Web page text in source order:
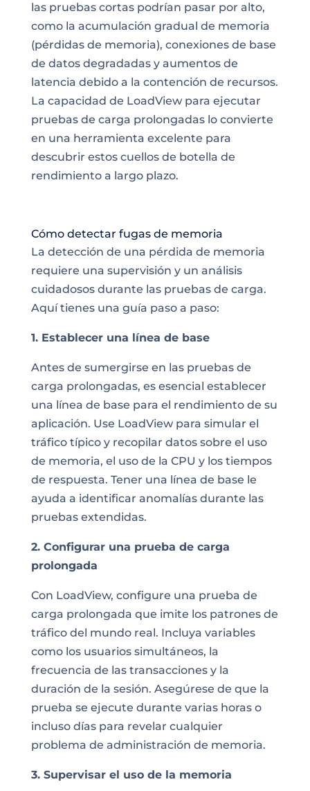
las pruebas cortas podrían pasar por alto,
como la acumulación gradual de memoria
(pérdidas de memoria), conexiones de base
de datos degradadas y aumentos de
latencia debido a la contención de recursos.
La capacidad de LoadView para ejecutar
pruebas de carga prolongadas lo convierte
en una herramienta excelente para
descubrir estos cuellos de botella de
rendimiento a largo plazo.
Cómo detectar fugas de memoria
La detección de una pérdida de memoria
requiere una supervisión y un análisis
cuidadosos durante las pruebas de carga.
Aquí tienes una guía paso a paso:
1. Establecer una línea de base
Antes de sumergirse en las pruebas de
carga prolongadas, es esencial establecer
una línea de base para el rendimiento de su
aplicación. Use LoadView para simular el
tráfico típico y recopilar datos sobre el uso
de memoria, el uso de la CPU y los tiempos
de respuesta. Tener una línea de base le
ayuda a identificar anomalías durante las
pruebas extendidas.
2. Configurar una prueba de carga
prolongada
Con LoadView, configure una prueba de
carga prolongada que imite los patrones de
tráfico del mundo real. Incluya variables
como los usuarios simultáneos, la
frecuencia de las transacciones y la
duración de la sesión. Asegúrese de que la
prueba se ejecute durante varias horas o
incluso días para revelar cualquier
problema de administración de memoria.
3. Supervisar el uso de la memoria